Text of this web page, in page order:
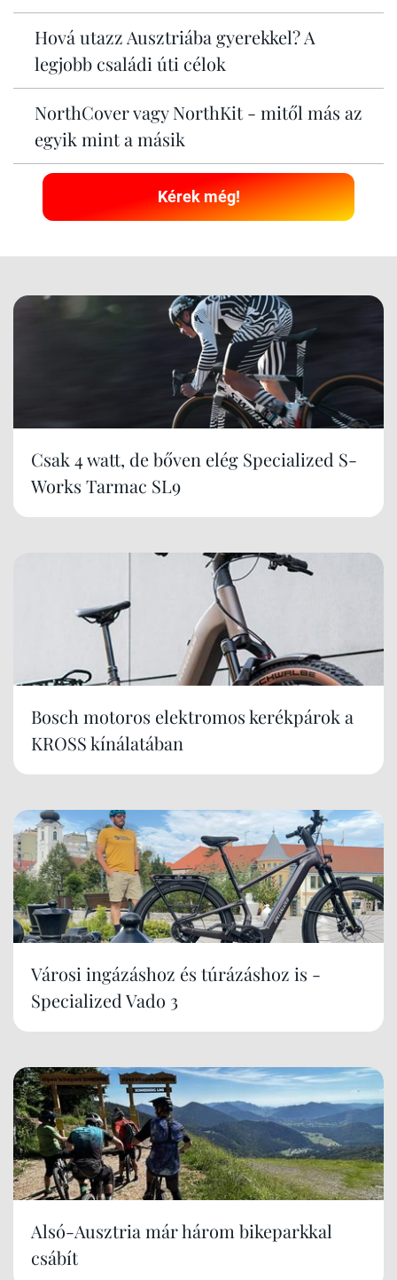
Hová utazz Ausztriába gyerekkel? A
legjobb családi úti célok
NorthCover vagy NorthKit - mitől más az
egyik mint a másik
Kérek még!
Csak 4 watt, de bőven elég Specialized S-
Works Tarmac SL9
Bosch motoros elektromos kerékpárok a
KROSS kínálatában
Városi ingázáshoz és túrázáshoz is -
Specialized Vado 3
Alsó-Ausztria már három bikeparkkal
csábít